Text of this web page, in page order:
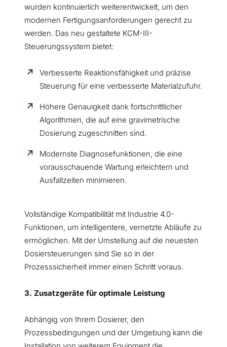
wurden kontinuierlich weiterentwickelt, um den
modernen Fertigungsanforderungen gerecht zu
werden. Das neu gestaltete KCM-III-
Steuerungssystem bietet:
Verbesserte Reaktionsfähigkeit und präzise
Steuerung für eine verbesserte Materialzufuhr.
Höhere Genauigkeit dank fortschrittlicher
Algorithmen, die auf eine gravimetrische
Dosierung zugeschnitten sind.
Modernste Diagnosefunktionen, die eine
vorausschauende Wartung erleichtern und
Ausfallzeiten minimieren.
Vollständige Kompatibilität mit Industrie 4.0-
Funktionen, um intelligentere, vernetzte Abläufe zu
ermöglichen. Mit der Umstellung auf die neuesten
Dosiersteuerungen sind Sie so in der
Prozesssicherheit immer einen Schritt voraus.
3. Zusatzgeräte für optimale Leistung
Abhängig von Ihrem Dosierer, den
Prozessbedingungen und der Umgebung kann die